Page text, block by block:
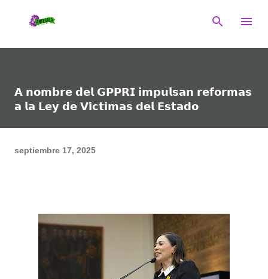
𝗔 𝗻𝗼𝗺𝗯𝗿𝗲 𝗱𝗲𝗹 𝗚𝗣𝗣𝗥𝗜 𝗶𝗺𝗽𝘂𝗹𝘀𝗮𝗻 𝗿𝗲𝗳𝗼𝗿𝗺𝗮𝘀
𝗮 𝗹𝗮 𝗟𝗲𝘆 𝗱𝗲 𝗩𝗶́𝗰𝘁𝗶𝗺𝗮𝘀 𝗱𝗲𝗹 𝗘𝘀𝘁𝗮𝗱𝗼
septiembre 17, 2025